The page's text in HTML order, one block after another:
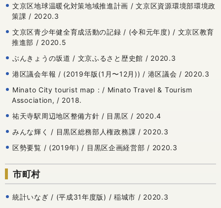
文京区地球温暖化対策地域推進計画 / 文京区資源環境部環境政
策課 / 2020.3
文京区青少年健全育成活動の記録 / (令和元年度) / 文京区教育
推進部 / 2020.5
ぶんきょうの坂道 / 文京ふるさと歴史館 / 2020.3
港区議会年報 / (2019年版(1月〜12月)) / 港区議会 / 2020.3
Minato City tourist map : / Minato Travel & Tourism
Association, / 2018.
祐天寺駅周辺地区整備方針 / 目黒区 / 2020.4
みんな輝く / 目黒区総務部人権政務課 / 2020.3
区勢要覧 / (2019年) / 目黒区企画経営部 / 2020.3
市町村
統計いなぎ / (平成31年度版) / 稲城市 / 2020.3